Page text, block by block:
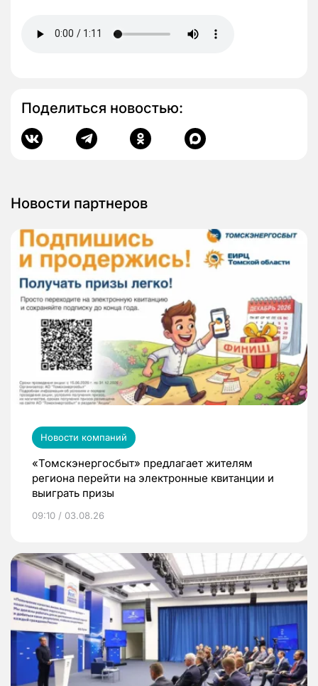
Поделиться новостью:
Новости партнеров
Новости компаний
«Томскэнергосбыт» предлагает жителям
региона перейти на электронные квитанции и
выиграть призы
09:10 / 03.08.26